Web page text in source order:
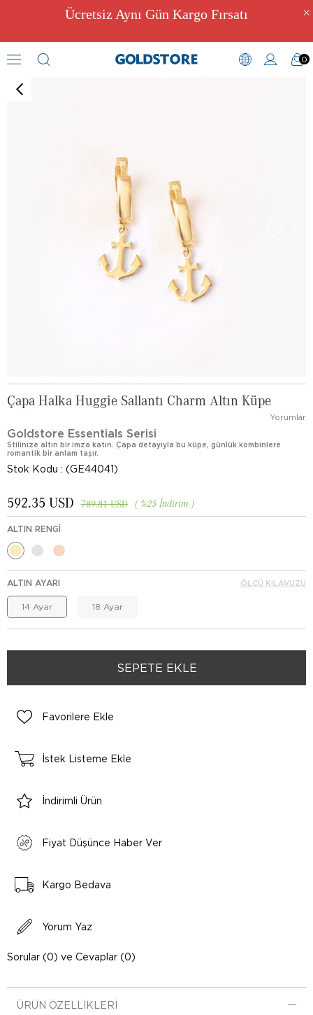
Ücretsiz Aynı Gün Kargo Fırsatı
0
Halka Küpeler
Çapa Halka Huggie Sallantı Charm Altın Küpe
Yorumlar
Goldstore Essentials Serisi
Stilinize altın bir imza katın. Çapa detayıyla bu küpe, günlük kombinlere
romantik bir anlam taşır.
Stok Kodu (GE44041)
%25 İndirim
789.81 USD
592.35 USD
ALTIN RENGI
ALTIN AYARI
14 Ayar 18 Ayar
ÖLÇÜ KILAVUZU
Favorilere Ekle
İstek Listeme Ekle
İndirimli Ürün
Fiyat Düşünce Haber Ver
Kargo Bedava
Yorum Yaz
Sorular (0) ve Cevaplar (0)
ÜRÜN ÖZELLIKLERI